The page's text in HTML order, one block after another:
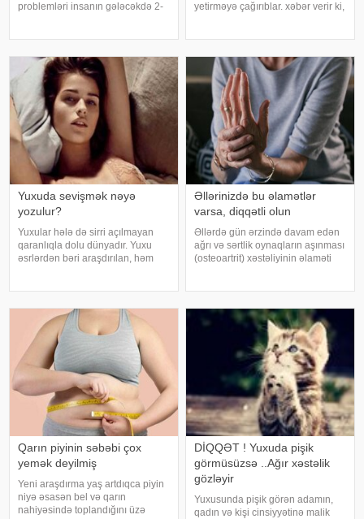
problemləri insanın gələcəkdə 2-
Health" jurnalında dərc olunan v
yetirməyə çağırıblar. xəbər verir ki,
verə bilər. Lakin b
Yuxuda sevişmək nəyə
yozulur?
Yuxular hələ də sirri açılmayan
qaranlıqla dolu dünyadır. Yuxu
əsrlərdən bəri araşdırılan, həm
rəngarəng yuxular bəzən də
cinsəlikl
Əllərinizdə bu əlamətlər
varsa, diqqətli olun
Əllərdə gün ərzində davam edən
ağrı və sərtlik oynaqların aşınması
(osteoartrit) xəstəliyinin əlaməti
yaranır. xəbər verir ki
Qarın piyinin səbəbi çox
yemək deyilmiş
Yeni araşdırma yaş artdıqca piyin
niyə əsasən bel və qarın
nahiyəsində toplandığını üzə
DİQQƏT ! Yuxuda pişik
görmüsüzsə ..Ağır xəstəlik
gözləyir
Yuxusunda pişik görən adamın,
qadın və kişi cinsiyyətinə malik